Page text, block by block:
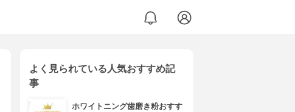
よく見られている人気おすすめ記
事
ホワイトニング歯磨き粉おすす